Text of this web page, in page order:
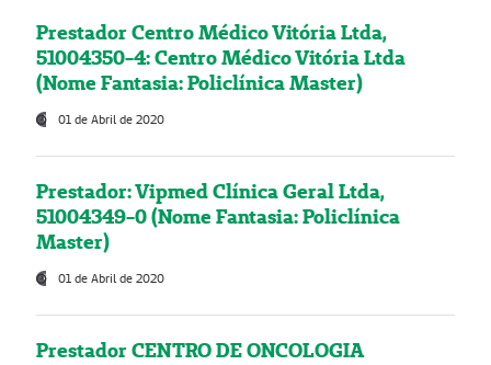
Prestador Centro Médico Vitória Ltda,
51004350-4: Centro Médico Vitória Ltda
(Nome Fantasia: Policlínica Master)
01 de Abril de 2020
Prestador: Vipmed Clínica Geral Ltda,
51004349-0 (Nome Fantasia: Policlínica
Master)
01 de Abril de 2020
Prestador CENTRO DE ONCOLOGIA